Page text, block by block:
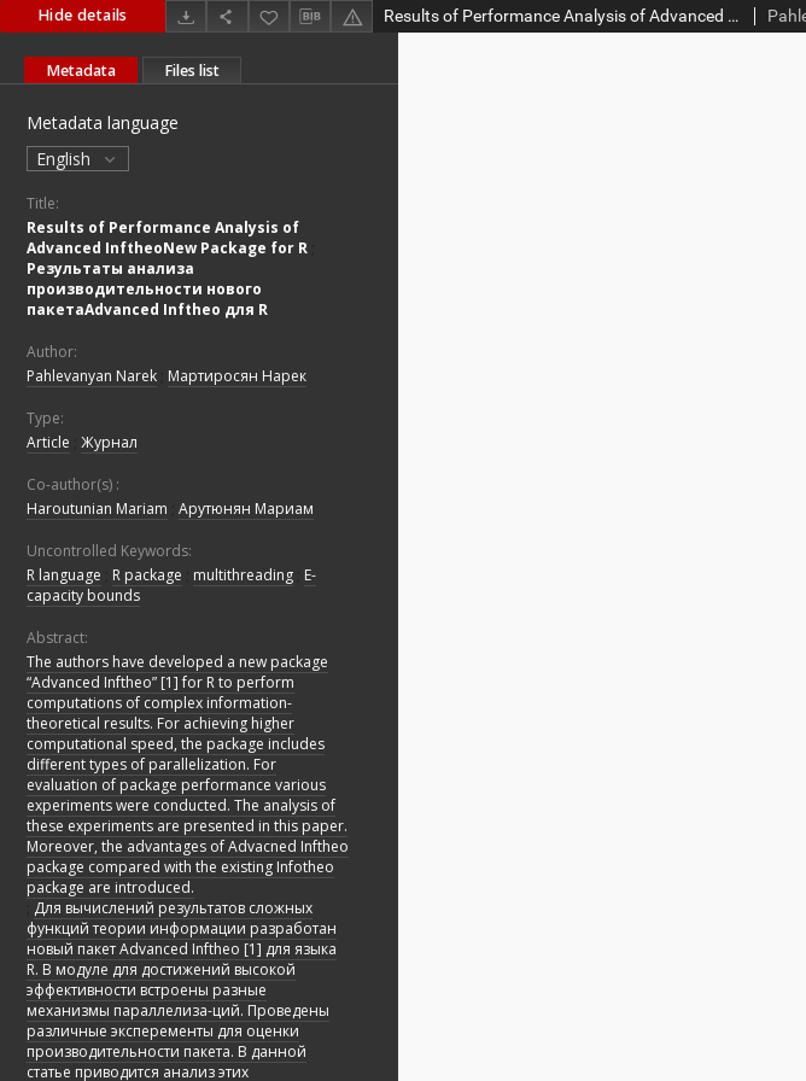
Hide details Results of Performance Analysis of Advanced InftheoNew Package for R Результаты анализа производительности нового пакетаAdvanced Inftheo для R
Metadata Files list
Metadata language
English
Title:
Results of Performance Analysis of
Advanced InftheoNew Package for R
Результаты анализа
производительности нового
пакетаAdvanced Inftheo для R
Author:
Pahlevanyan Narek Мартиросян Нарек
Type:
Article Журнал
Co-author(s) :
Haroutunian Mariam Арутюнян Мариам
Uncontrolled Keywords:
R language
R package multithreading E-
capacity bounds
Abstract:
The authors have developed a new package
“Advanced Inftheo” [1] for R to perform
computations of complex information-
theoretical results. For achieving higher
computational speed, the package includes
different types of parallelization. For
evaluation of package performance various
experiments were conducted. The analysis of
these experiments are presented in this paper.
Moreover, the advantages of Advacned Inftheo
package compared with the existing Infotheo
package are introduced.
Для вычислений результатов сложных
функций теории информации разработан
новый пакет Advanced Inftheo [1] для языка
R. В модуле для достижений высокой
эффективности встроены разные
механизмы параллелиза-ций. Проведены
различные эксперементы для оценки
производительности пакета. В данной
статье приводится анализ этих